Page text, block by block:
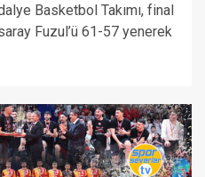
Basketbol Takımı, final
Fuzul’ü 61-57 yenerek